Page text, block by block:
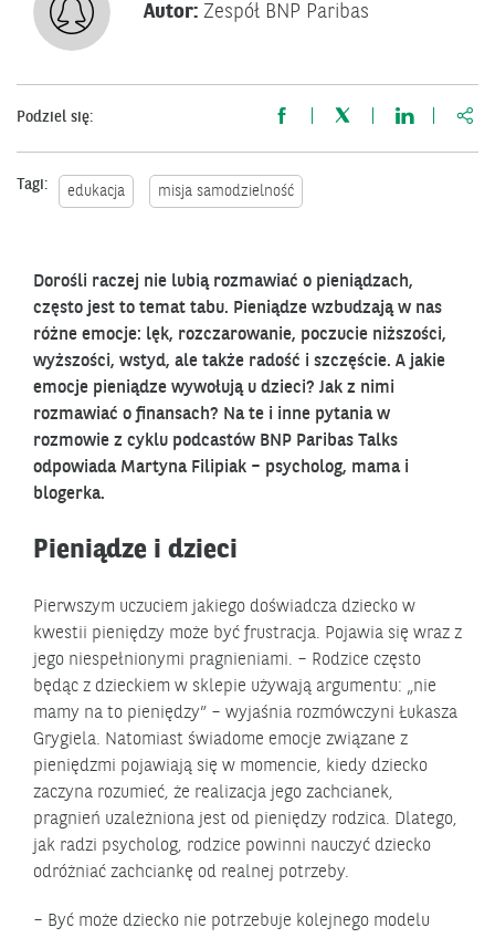
Autor: Zespół BNP Paribas
Tagi: edukacja misja samodzielność
Podziel się:
Dorośli raczej nie lubią rozmawiać o pieniądzach,
często jest to temat tabu. Pieniądze wzbudzają w nas
różne emocje: lęk, rozczarowanie, poczucie niższości,
wyższości, wstyd, ale także radość i szczęście. A jakie
emocje pieniądze wywołują u dzieci? Jak z nimi
rozmawiać o finansach? Na te i inne pytania w
rozmowie z cyklu podcastów BNP Paribas Talks
odpowiada Martyna Filipiak – psycholog, mama i
blogerka.
Pieniądze i dzieci
Pierwszym uczuciem jakiego doświadcza dziecko w
kwestii pieniędzy może być frustracja. Pojawia się wraz z
jego niespełnionymi pragnieniami. – Rodzice często
będąc z dzieckiem w sklepie używają argumentu: „nie
mamy na to pieniędzy” – wyjaśnia rozmówczyni Łukasza
Grygiela. Natomiast świadome emocje związane z
pieniędzmi pojawiają się w momencie, kiedy dziecko
zaczyna rozumieć, że realizacja jego zachcianek,
pragnień uzależniona jest od pieniędzy rodzica. Dlatego,
jak radzi psycholog, rodzice powinni nauczyć dziecko
odróżniać zachciankę od realnej potrzeby.
– Być może dziecko nie potrzebuje kolejnego modelu